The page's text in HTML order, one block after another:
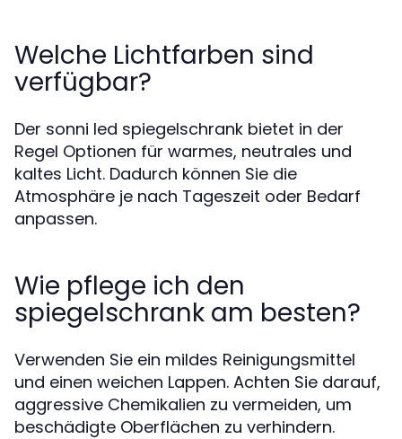
Welche Lichtfarben sind
verfügbar?
Der sonni led spiegelschrank bietet in der
Regel Optionen für warmes, neutrales und
kaltes Licht. Dadurch können Sie die
Atmosphäre je nach Tageszeit oder Bedarf
anpassen.
Wie pflege ich den
spiegelschrank am besten?
Verwenden Sie ein mildes Reinigungsmittel
und einen weichen Lappen. Achten Sie darauf,
aggressive Chemikalien zu vermeiden, um
beschädigte Oberflächen zu verhindern.